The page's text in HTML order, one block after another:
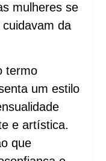
mulheres se
da
termo
um estilo
e artística.
que